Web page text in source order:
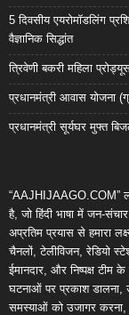
5 दिवसीय एयरोमॉडलिंग
वैज्ञानिक सिद्धांत
त्रिवेणी बकरी महिला
प्रधानमंत्री आवास योजना
प्रधानमंत्री सूर्यघर मुफ्त
“AAJHIJAAGO.COM”
है, जो हिंदी भाषा में जन-
अप्रतिम प्रयास से हमारा
चैनलों, टेलीविजन, रेडियो
ईमानदार, और निष्पक्ष टीम
घटनाओं पर प्रकाश डालना,
समस्याओं को उजागर करना,